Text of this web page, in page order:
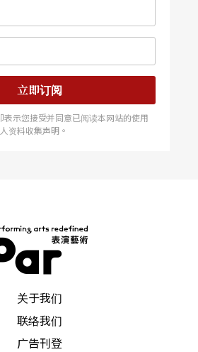
立即订阅
表示您接受并同意已阅读本网站的使用
资料收集声明。
关于我们
联络我们
广告刊登